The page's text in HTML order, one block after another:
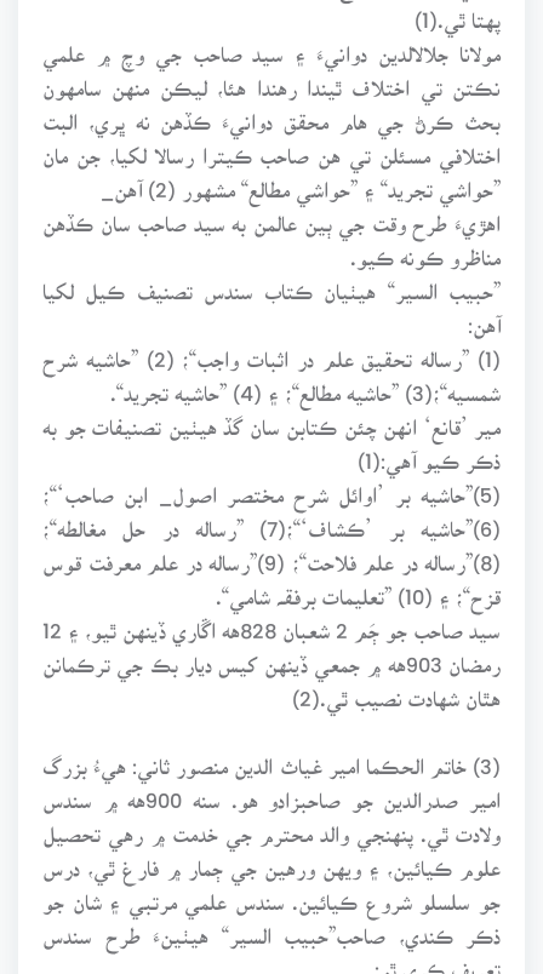
پهتا ٿي.(1)
مولانا جلالالدين دوانيءَ ۽ سيد صاحب جي وچ ۾ علمي
نڪتن تي اختلاف ٿيندا رهندا هئا، ليڪن منهن سامهون
بحث ڪرڻ جي هام محقق دوانيءَ ڪڏهن نه ڀري، البت
اختلافي مسئلن تي هن صاحب ڪيترا رسالا لکيا، جن مان
”حواشي تجريد“ ۽ ”حواشي مطالع“ مشهور (2) آهن_
اهڙيءَ طرح وقت جي ٻين عالمن به سيد صاحب سان ڪڏهن
مناظرو ڪونه ڪيو.
”حبيب السير“ هيٺيان ڪتاب سندس تصنيف ڪيل لکيا
آهن:
(1) ”رساله تحقيق علم در اثبات واجب“؛ (2) ”حاشيه شرح
شمسيه“؛(3) ”حاشيه مطالع“؛ ۽ (4) ”حاشيه تجريد“.
مير ’قانع‘ انهن چئن ڪتابن سان گڏ هيٺين تصنيفات جو به
ذڪر ڪيو آهي:(1)
(5)”حاشيه بر ’اوائل شرح مختصر اصول_ ابن صاحب‘“؛
(6)”حاشيه بر ’ڪشاف‘“؛(7) ”رساله در حل مغالطه“؛
(8)”رساله در علم فلاحت“؛ (9)”رساله در علم معرفت قوس
قزح“؛ ۽ (10) ”تعليمات برفقـﮧ شامي“.
سيد صاحب جو ڄَم 2 شعبان 828هه اڱاري ڏينهن ٿيو، ۽ 12
رمضان 903هه ۾ جمعي ڏينهن کيس ديار بڪ جي ترڪمانن
هٿان شهادت نصيب ٿي.(2)
(3) خاتم الحڪما امير غياث الدين منصور ثاني: هيءُ بزرگ
ولادت ٿي. پنهنجي والد محترم جي خدمت ۾ رهي تحصيل
علوم ڪيائين، ۽ ويهن ورهين جي ڄمار ۾ فارغ ٿي، درس
جو سلسلو شروع ڪيائين. سندس علمي مرتبي ۽ شان جو
ذڪر ڪندي، صاحب”حبيب السير“ هيٺينءَ طرح سندس
تعريف ڪري ٿو: